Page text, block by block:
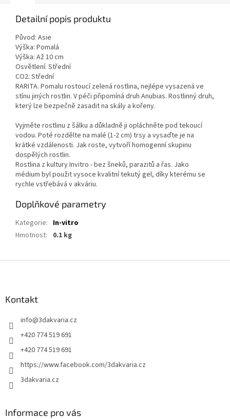
Detailní popis produktu
Původ: Asie
Výška: Pomalá
Výška: Až 10 cm
Osvětlení: Střední
CO2: Střední
RARITA. Pomalu rostoucí zelená rostlina, nejlépe vysazená ve
stínu jiných rostlin. V péči připomíná druh Anubias. Rostlinný druh,
který lze bezpečně zasadit na skály a kořeny.
Vyjměte rostlinu z šálku a důkladně ji opláchněte pod tekoucí
vodou. Poté rozdělte na malé (1-2 cm) trsy a vysaďte je na
krátké vzdálenosti. Jak roste, vytvoří homogenní skupinu
dospělých rostlin.
Rostlina z kultury Invitro - bez šneků, parazitů a řas. Jako
médium byl použit vysoce kvalitní tekutý gel, díky kterému se
rychle vstřebává v akváriu.
Doplňkové parametry
Kategorie: In-vitro
Hmotnost: 0.1 kg
Kontakt
info@3dakvaria.cz
+420 774 519 691
+420 774 519 691
https://www.facebook.com/3dakvaria.cz
3dakvaria.cz
Informace pro vás